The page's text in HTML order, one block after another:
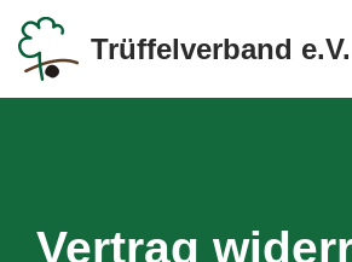
Zum
Inhalt
Trüffelverband e.V.
Vertrag